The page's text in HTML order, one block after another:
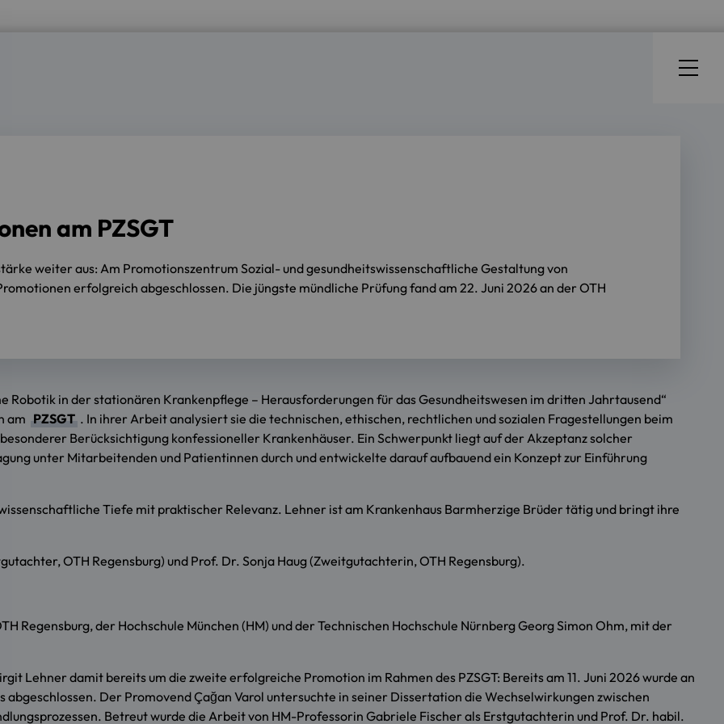
am PZSGT
weiter aus: Am Promotionszentrum Sozial- und gesundheitswissenschaftliche Gestaltung von
erfolgreich abgeschlossen. Die jüngste mündliche Prüfung fand am 22. Juni 2026 an der OTH
Robotik in der stationären Krankenpflege – Herausforderungen für das Gesundheitswesen im dritten Jahrtausend“
am PZSGT . In ihrer Arbeit analysiert sie die technischen, ethischen, rechtlichen und sozialen Fragestellungen beim
Berücksichtigung konfessioneller Krankenhäuser. Ein Schwerpunkt liegt auf der Akzeptanz solcher
unter Mitarbeitenden und Patientinnen durch und entwickelte darauf aufbauend ein Konzept zur Einführung
Tiefe mit praktischer Relevanz. Lehner ist am Krankenhaus Barmherzige Brüder tätig und bringt ihre
OTH Regensburg) und Prof. Dr. Sonja Haug (Zweitgutachterin, OTH Regensburg).
Regensburg, der Hochschule München (HM) und der Technischen Hochschule Nürnberg Georg Simon Ohm, mit der
Lehner damit bereits um die zweite erfolgreiche Promotion im Rahmen des PZSGT: Bereits am 11. Juni 2026 wurde an
abgeschlossen. Der Promovend Çağan Varol untersuchte in seiner Dissertation die Wechselwirkungen zwischen
Betreut wurde die Arbeit von HM-Professorin Gabriele Fischer als Erstgutachterin und Prof. Dr. habil.